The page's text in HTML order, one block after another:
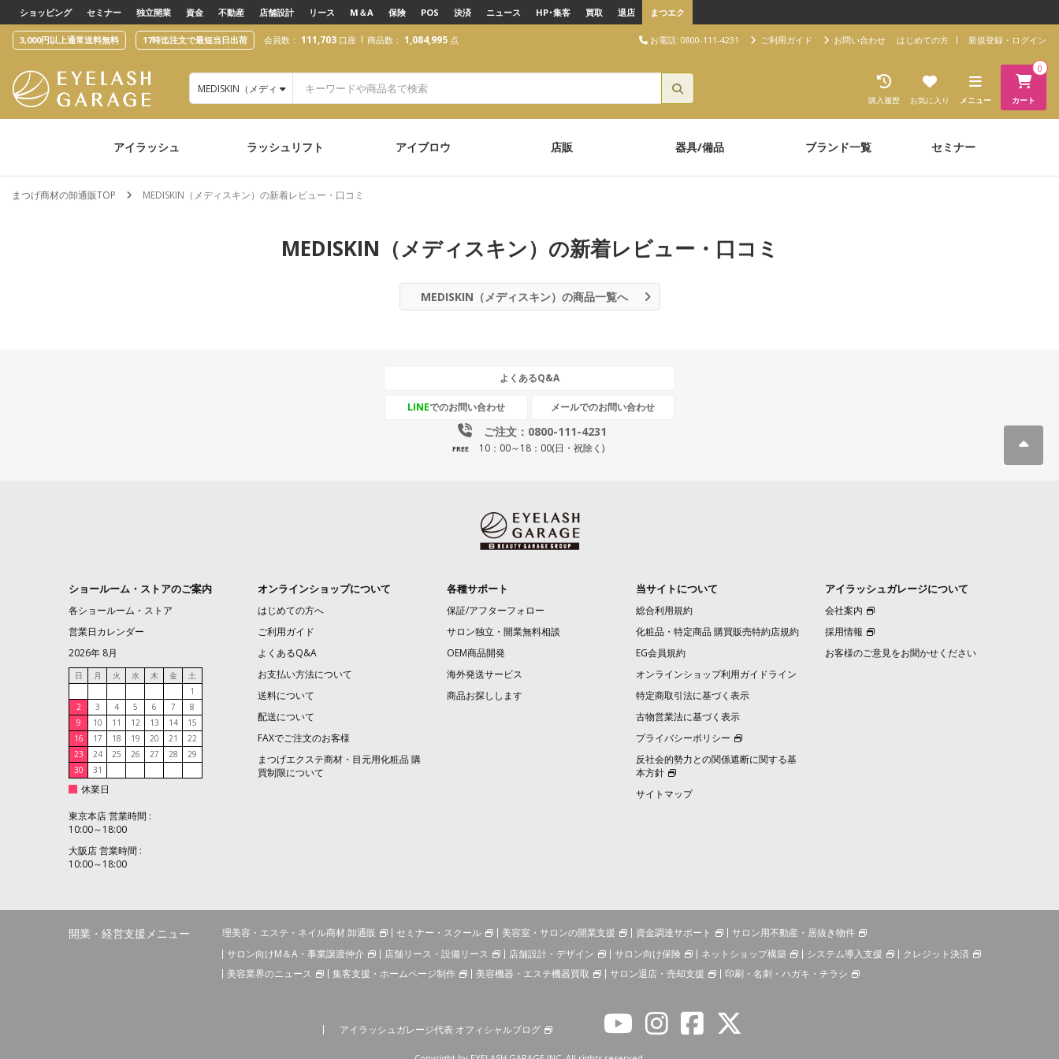
text.skipToContent
text.skipToNavigation
ショッピング セミナー 独立開業 資金 不動産 店舗設計 リース M＆A 保険 POS 決済 ニュース HP･集客 買取 退店 まつエク
3,000円以上通常送料無料 17時迄注文で最短当日出荷 会員数： 111,703 口座 商品数： 1,084,995 点 お電話: 0800-111-4231 ご利用ガイド お問い合わせ はじめての方 新規登録・ログイン
カート
0
メニュー
お気に入り
購入履歴
MEDISKIN（メディスキン）
アイラッシュ ラッシュリフト アイブロウ 店販 器具/備品 ブランド一覧 セミナー
まつげ商材の卸通販TOP MEDISKIN（メディスキン）の新着レビュー・口コミ
MEDISKIN（メディスキン）の新着レビュー・口コミ
MEDISKIN（メディスキン）の商品一覧へ
よくあるQ&A
LINEでのお問い合わせ メールでのお問い合わせ
ご注文：0800-111-4231
FREE 10：00～18：00(日・祝除く)
ショールーム・ストアのご案内
各ショールーム・ストア
営業日カレンダー
2026年 8月
日 月 火 水 木 金
土
1
2
3 4 5 6 7
8
9
10 11 12 13 14
15
16
17 18 19 20 21
22
23
24 25 26 27 28
29
30
31
休業日
東京本店 営業時間 :
10:00～18:00
大阪店 営業時間 :
10:00～18:00
オンラインショップについて
はじめての方へ
ご利用ガイド
よくあるQ&A
お支払い方法について
送料について
配送について
FAXでご注文のお客様
まつげエクステ商材・目元用化粧品 購
買制限について
各種サポート
保証/アフターフォロー
サロン独立・開業無料相談
OEM商品開発
海外発送サービス
商品お探しします
当サイトについて
総合利用規約
化粧品・特定商品 購買販売特約店規約
EG会員規約
オンラインショップ利用ガイドライン
特定商取引法に基づく表示
古物営業法に基づく表示
プライバシーポリシー
反社会的勢力との関係遮断に関する基
本方針
サイトマップ
アイラッシュガレージについて
会社案内
採用情報
お客様のご意見をお聞かせください
開業・経営支援メニュー 理美容・エステ・ネイル商材 卸通販 セミナー・スクール 美容室・サロンの開業支援 資金調達サポート
サロン用不動産・居抜き物件
サロン向けM＆A・事業譲渡仲介
店舗リース・設備リース 店舗設計・デザイン サロン向け保険 ネットショップ構築 システム導入支援
クレジット決済
美容業界のニュース
集客支援・ホームページ制作 美容機器・エステ機器買取 サロン退店・売却支援 印刷・名刺・ハガキ・チラシ
アイラッシュガレージ代表 オフィシャルブログ